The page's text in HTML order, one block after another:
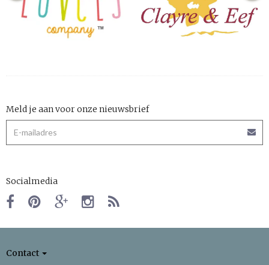
Meld je aan voor onze nieuwsbrief
Socialmedia
Contact